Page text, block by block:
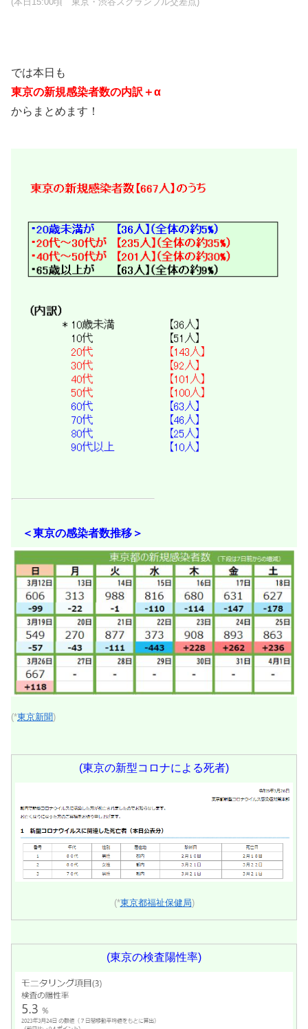
では本日も
東京の新規感染者数の内訳＋α
からまとめます！
＜東京の感染者数推移＞
(*東京新聞)
(東京の新型コロナによる死者)
(*東京都福祉保健局)
(東京の検査陽性率)